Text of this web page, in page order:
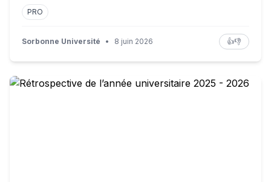
PRO
Sorbonne Université • 8 juin 2026 👍👎
Rétrospective de l’année universitaire 2025 - 2026